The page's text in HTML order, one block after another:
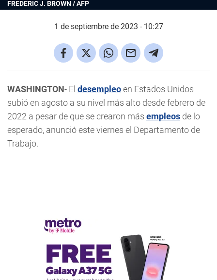
FREDERIC J. BROWN / AFP
1 de septiembre de 2023 - 10:27
WASHINGTON- El desempleoen Estados Unidos
subió en agosto a su nivel más alto desde febrero de
2022 a pesar de que se crearon más empleos de lo
esperado, anunció este viernes el Departamento de
Trabajo.